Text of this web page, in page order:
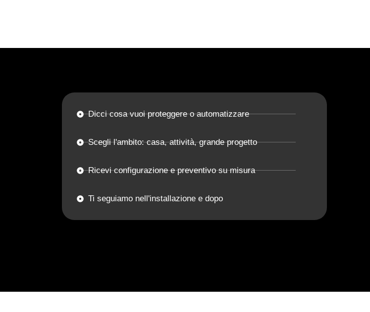
Dicci cosa vuoi proteggere o automatizzare
Scegli l'ambito: casa, attività, grande progetto
Ricevi configurazione e preventivo su misura
Ti seguiamo nell'installazione e dopo